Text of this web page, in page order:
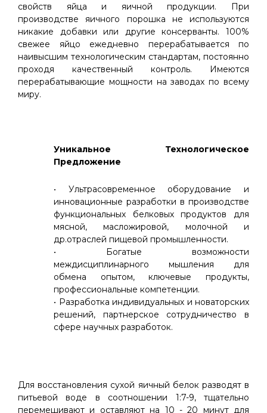
свойств яйца и яичной продукции. При
производстве яичного порошка не используются
никакие добавки или другие консерванты. 100%
свежее яйцо ежедневно перерабатывается по
наивысшим технологическим стандартам, постоянно
проходя качественный контроль. Имеются
перерабатывающие мощности на заводах по всему
миру.
Уникальное Технологическое
Предложение
• Ультрасовременное оборудование и
инновационные разработки в производстве
функциональных белковых продуктов для
мясной, масложировой, молочной и
др.отраслей пищевой промышленности.
• Богатые возможности
междисциплинарного мышления для
обмена опытом, ключевые продукты,
профессиональные компетенции.
• Разработка индивидуальных и новаторских
решений, партнерское сотрудничество в
сфере научных разработок.
Для восстановления сухой яичный белок разводят в
питьевой воде в соотношении 1:7-9, тщательно
перемешивают и оставляют на 10 - 20 минут для